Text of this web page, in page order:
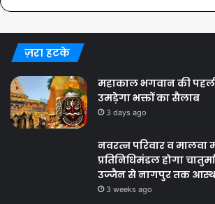
ज़रा हटके
महाकाल भगवान की पहली
उमड़ेगा भक्तों का सैलाब
3 days ago
नवरत्न परिवार व मालवा
प्रतिनिधिमंडल होगा
उज्जैन से नागपुर तक
3 weeks ago